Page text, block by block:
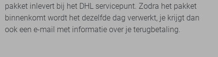
pakket inlevert bij het DHL servicepunt. Zodra het pakket
binnenkomt wordt het dezelfde dag verwerkt, je krijgt dan
ook een e-mail met informatie over je terugbetaling.